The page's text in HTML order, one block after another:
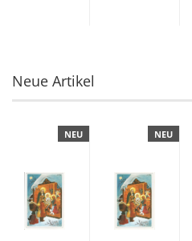
Neue Artikel
NEU NEU